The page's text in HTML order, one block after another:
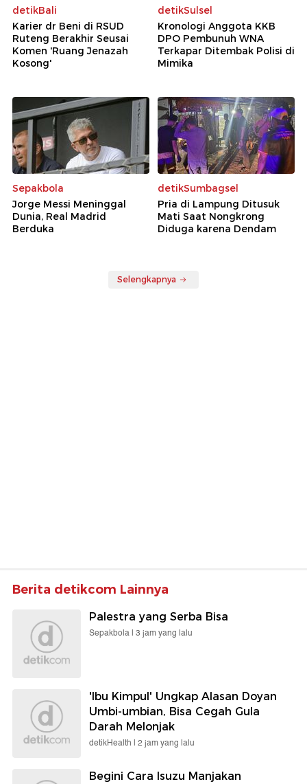
detikBali
Karier dr Beni di RSUD
Ruteng Berakhir Seusai
Komen 'Ruang Jenazah
Kosong'
detikSulsel
Kronologi Anggota KKB
DPO Pembunuh WNA
Terkapar Ditembak Polisi di
Mimika
Sepakbola
Jorge Messi Meninggal
Dunia, Real Madrid
Berduka
detikSumbagsel
Pria di Lampung Ditusuk
Mati Saat Nongkrong
Diduga karena Dendam
Selengkapnya
Berita detikcom Lainnya
Palestra yang Serba Bisa
Sepakbola | 3 jam yang lalu
'Ibu Kimpul' Ungkap Alasan Doyan
Umbi-umbian, Bisa Cegah Gula
Darah Melonjak
detikHealth | 2 jam yang lalu
Begini Cara Isuzu Manjakan